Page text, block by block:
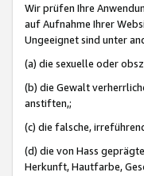
Wir prüfen Ihre
auf Aufnahme Ihrer
Ungeeignet sind unter
(a) die sexuelle oder
(b) die Gewalt
anstiften,;
(c) die falsche,
(d) die von Hass
Herkunft, Hautfarbe,